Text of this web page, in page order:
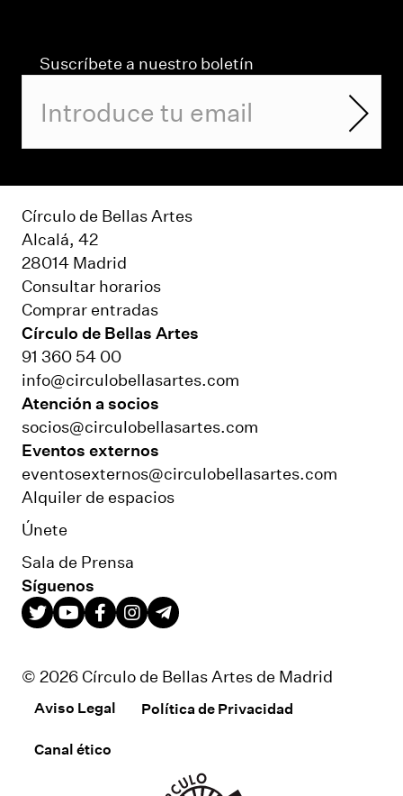
Suscríbete a nuestro boletín
Círculo de Bellas Artes
Alcalá, 42
28014 Madrid
Consultar horarios
Comprar entradas
Círculo de Bellas Artes
91 360 54 00
info@circulobellasartes.com
Atención a socios
socios@circulobellasartes.com
Eventos externos
eventosexternos@circulobellasartes.com
Alquiler de espacios
Únete
Sala de Prensa
Síguenos
© 2026 Círculo de Bellas Artes de Madrid
Aviso Legal Política de Privacidad
Canal ético